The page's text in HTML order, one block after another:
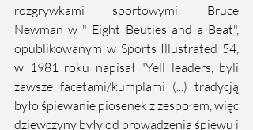
rozgrywkami sportowymi. Bruce
Newman w " Eight Beuties and a Beat",
opublikowanym w Sports Illustrated 54,
w 1981 roku napisał "Yell leaders, byli
zawsze facetami/kumplami (...) tradycją
było śpiewanie piosenek z zespołem, więc
dziewczyny były od prowadzenia śpiewu i